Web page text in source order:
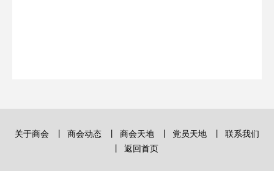
关于商会 商会动态 商会天地 党员天地
联系我们
返回首页